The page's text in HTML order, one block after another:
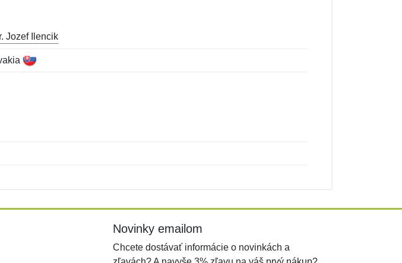
Jozef Ilencik
Novinky emailom
Chcete dostávať informácie o novinkách a